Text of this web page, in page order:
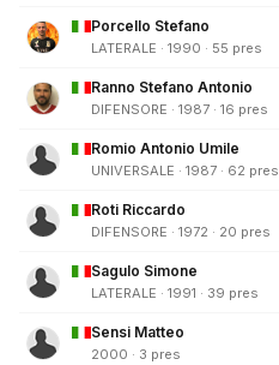
Porcello Stefano
LATERALE · 1990 · 55 pres
Ranno Stefano Antonio
DIFENSORE · 1987 · 16 pres
Romio Antonio Umile
UNIVERSALE · 1987 · 62 pres
Roti Riccardo
DIFENSORE · 1972 · 20 pres
Sagulo Simone
LATERALE · 1991 · 39 pres
Sensi Matteo
2000 · 3 pres